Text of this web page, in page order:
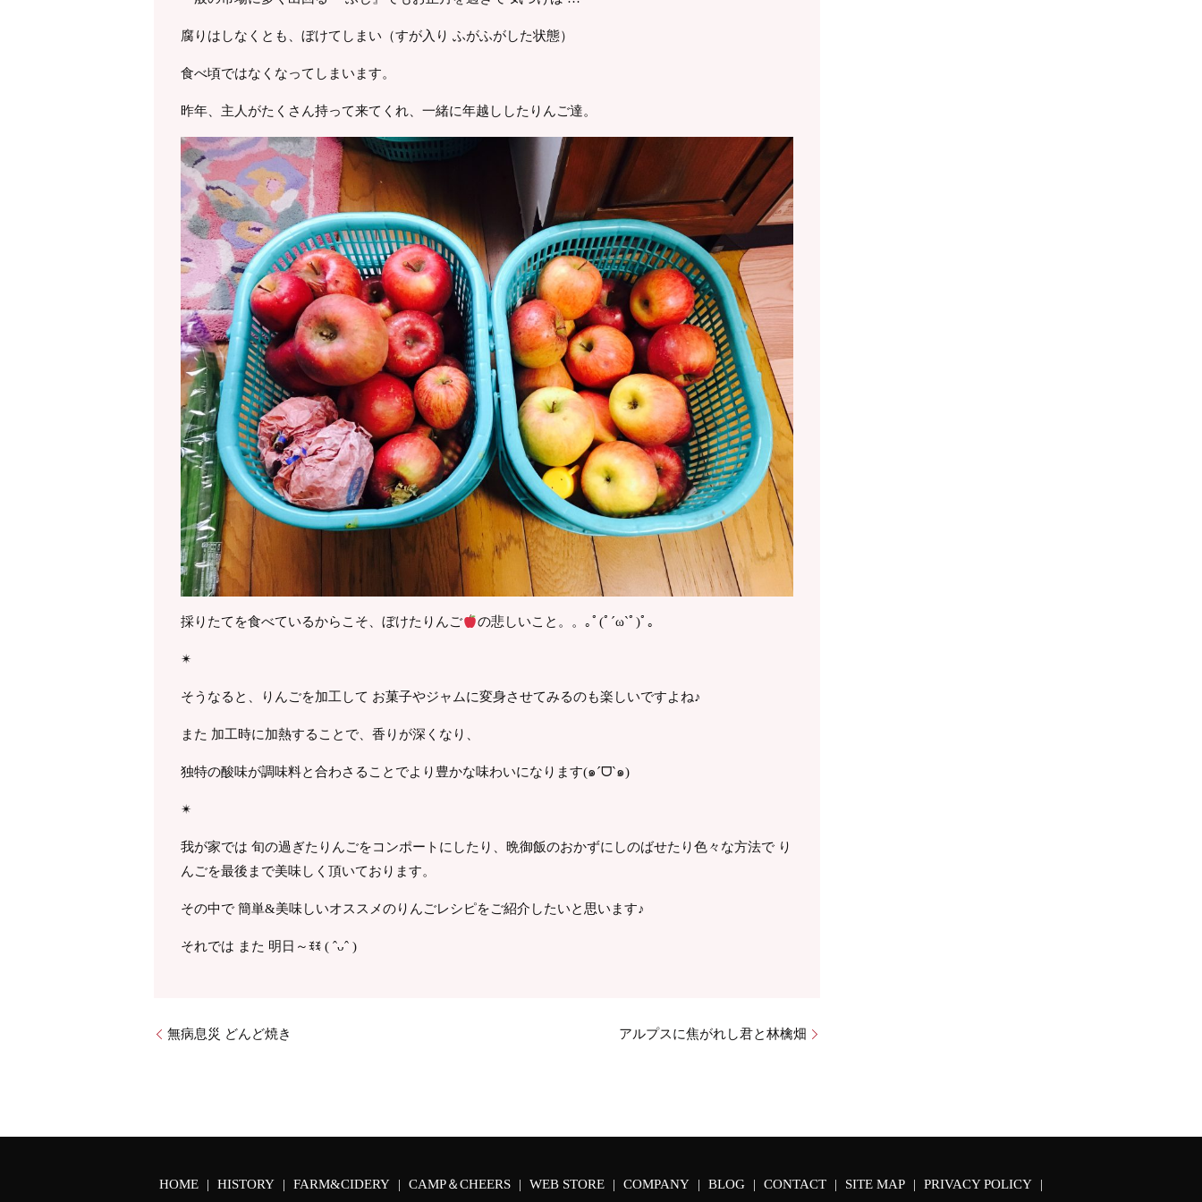
腐りはしなくとも、ぼけてしまい（すが入り ふがふがした状態）
食べ頃ではなくなってしまいます。
昨年、主人がたくさん持って来てくれ、一緒に年越ししたりんご達。
採りたてを食べているからこそ、ぼけたりんご の悲しいこと。。｡ﾟ(ﾟ´ω`ﾟ)ﾟ｡
✴︎
そうなると、りんごを加工して お菓子やジャムに変身させてみるのも楽しいですよね♪
また 加工時に加熱することで、香りが深くなり、
独特の酸味が調味料と合わさることでより豊かな味わいになります(๑ˊᗜˋ๑)
✴︎
我が家では 旬の過ぎたりんごをコンポートにしたり、晩御飯のおかずにしのばせたり色々な方法で り
んごを最後まで美味しく頂いております。
その中で 簡単&美味しいオススメのりんごレシピをご紹介したいと思います♪
それでは また 明日～ꉂꉂ ( ˆᴗˆ )
無病息災 どんど焼き アルプスに焦がれし君と林檎畑
HOME HISTORY FARM&CIDERY CAMP＆CHEERS WEB STORE COMPANY BLOG CONTACT SITE MAP PRIVACY POLICY